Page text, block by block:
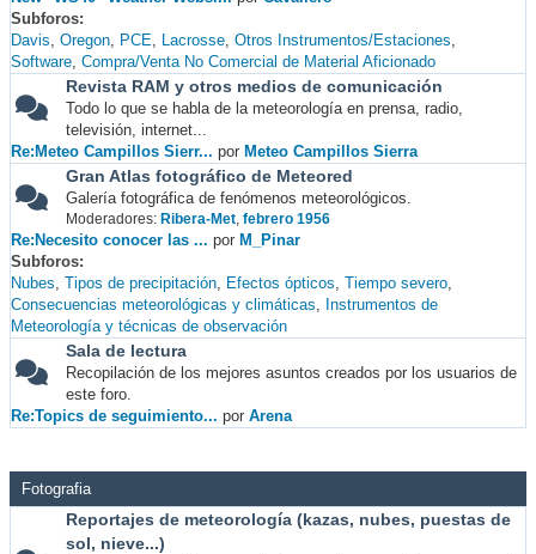
Subforos
Davis Oregon PCE Lacrosse Otros Instrumentos/Estaciones
Software Compra/Venta No Comercial de Material Aficionado
Revista RAM y otros medios de comunicación
Todo lo que se habla de la meteorología en prensa, radio,
televisión, internet...
Re:Meteo Campillos Sierr... por Meteo Campillos Sierra
Gran Atlas fotográfico de Meteored
Galería fotográfica de fenómenos meteorológicos.
Moderadores: Ribera-Met, febrero 1956
Re:Necesito conocer las ... por M_Pinar
Subforos
Nubes Tipos de precipitación Efectos ópticos Tiempo severo
Consecuencias meteorológicas y climáticas
Instrumentos de
Meteorología y técnicas de observación
Sala de lectura
Recopilación de los mejores asuntos creados por los usuarios de
este foro.
Re:Topics de seguimiento... por Arena
Fotografia
Reportajes de meteorología (kazas, nubes, puestas de
sol, nieve...)